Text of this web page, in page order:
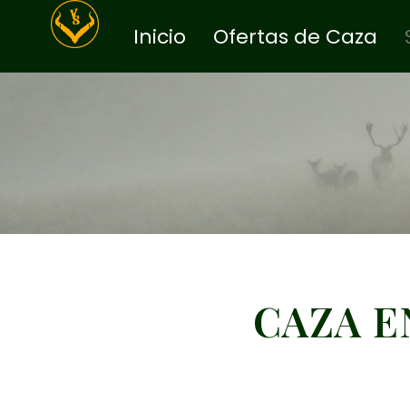
Inicio Ofertas de Caza
CAZA